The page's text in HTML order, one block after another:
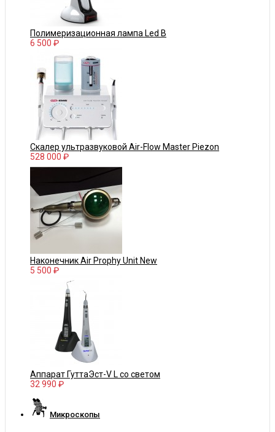
Полимеризационная лампа Led B
6 500 ₽
Скалер ультразвуковой Air-Flow Master Piezon
528 000 ₽
Наконечник Air Prophy Unit New
5 500 ₽
Аппарат ГуттаЭст-V L со светом
32 990 ₽
Микроскопы